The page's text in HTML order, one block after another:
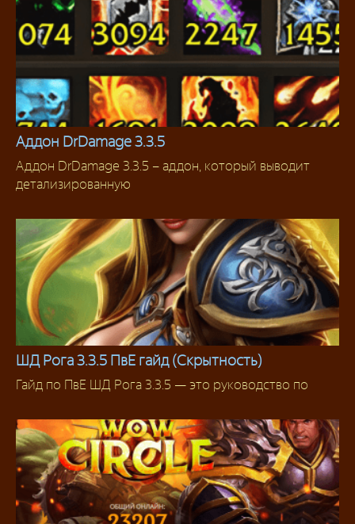
Аддоны 3.3.5
Аддон DrDamage 3.3.5
Аддон DrDamage 3.3.5 – аддон, который выводит
детализированную
Гайды
ШД Рога 3.3.5 ПвЕ гайд (Скрытность)
Гайд по ПвЕ ШД Рога 3.3.5 — это руководство по